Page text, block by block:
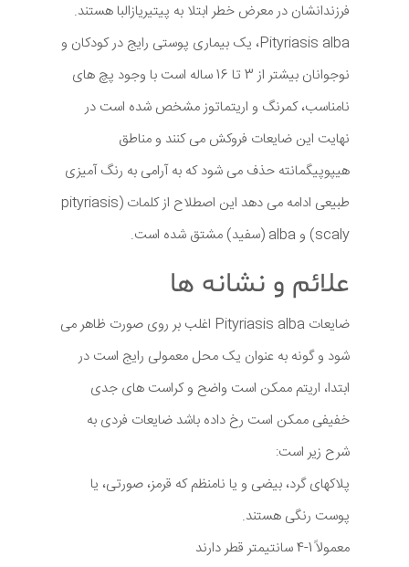
فرزندانشان در معرض خطر ابتلا به پیتیریازالبا هستند.
Pityriasis alba، یک بیماری پوستی رایج در کودکان و
نوجوانان بیشتر از 3 تا 16 ساله است با وجود پچ های
نامناسب، کمرنگ و اريتماتوز مشخص شده است در
نهایت این ضایعات فروکش می کنند و مناطق
هیپوپیگمانته حذف می شود که به آرامی به رنگ آمیزی
طبیعی ادامه می دهد این اصطلاح از کلمات (pityriasis
(scaly و alba (سفید) مشتق شده است.
علائم و نشانه ها
ضایعات Pityriasis alba اغلب بر روی صورت ظاهر می
شود و گونه به عنوان یک محل معمولی رایج است در
ابتدا، اریتم ممکن است واضح و کراست های جدی
خفیفی ممکن است رخ داده باشد ضایعات فردی به
شرح زیر است:
پلاکهای گرد، بیضی و یا نامنظم که قرمز، صورتی، یا
پوست رنگی هستند.
معمولاً 1-4 سانتیمتر قطر دارند